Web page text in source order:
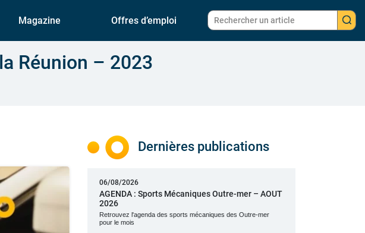
Magazine Offres d’emploi
Réunion – 2023
Dernières publications
06/08/2026
AGENDA : Sports Mécaniques Outre-mer – AOUT
2026
Retrouvez l'agenda des sports mécaniques des Outre-mer
pour le mois